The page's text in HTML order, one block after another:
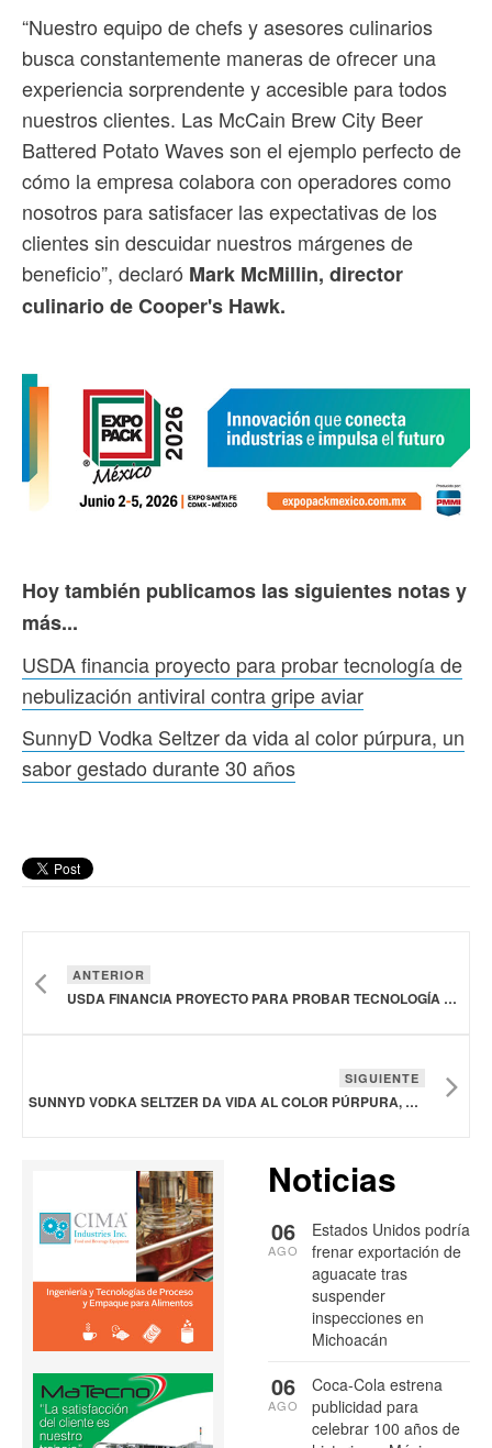
“Nuestro equipo de chefs y asesores culinarios
busca constantemente maneras de ofrecer una
experiencia sorprendente y accesible para todos
nuestros clientes. Las McCain Brew City Beer
Battered Potato Waves son el ejemplo perfecto de
cómo la empresa colabora con operadores como
nosotros para satisfacer las expectativas de los
clientes sin descuidar nuestros márgenes de
beneficio”, declaró Mark McMillin, director
culinario de Cooper's Hawk.
Hoy también publicamos las siguientes notas y
más...
USDA financia proyecto para probar tecnología de
nebulización antiviral contra gripe aviar
SunnyD Vodka Seltzer da vida al color púrpura, un
sabor gestado durante 30 años
ANTERIOR
USDA FINANCIA PROYECTO PARA PROBAR TECNOLOGÍA DE NEBULIZACIÓN ANTIVIRAL CONTRA GRIPE AVIAR
SIGUIENTE
SUNNYD VODKA SELTZER DA VIDA AL COLOR PÚRPURA, UN SABOR GESTADO DURANTE 30 AÑOS
Noticias
Estados Unidos podría
frenar exportación de
aguacate tras
suspender
inspecciones en
Michoacán
06
AGO
Coca-Cola estrena
publicidad para
celebrar 100 años de
06
AGO